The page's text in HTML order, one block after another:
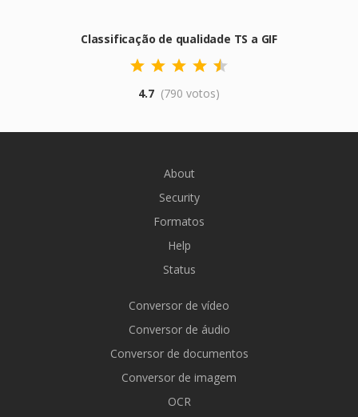
Classificação de qualidade TS a GIF
4.7 (790 votos)
About
Security
Formatos
Help
Status
Conversor de vídeo
Conversor de áudio
Conversor de documentos
Conversor de imagem
OCR